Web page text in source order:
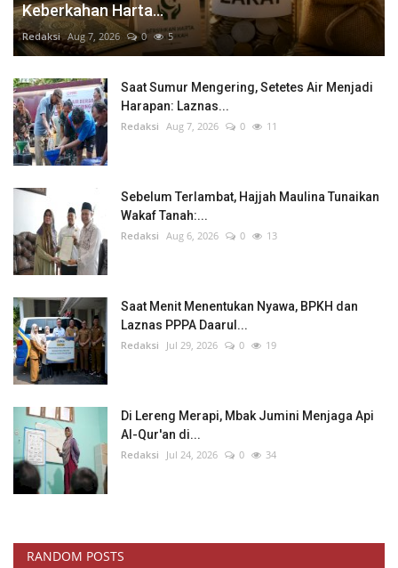
Keberkahan Harta...
Redaksi Aug 7, 2026 0 5
Saat Sumur Mengering, Setetes Air Menjadi
Harapan: Laznas...
Redaksi Aug 7, 2026 0 11
Sebelum Terlambat, Hajjah Maulina Tunaikan
Wakaf Tanah:...
Redaksi Aug 6, 2026 0 13
Saat Menit Menentukan Nyawa, BPKH dan
Laznas PPPA Daarul...
Redaksi Jul 29, 2026 0 19
Di Lereng Merapi, Mbak Jumini Menjaga Api
Al-Qur'an di...
Redaksi Jul 24, 2026 0 34
RANDOM POSTS